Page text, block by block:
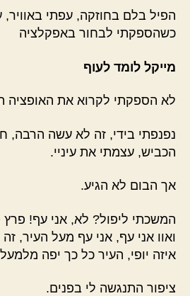
הפיל בלם בחוזקה, עפתי
כשהספקתי לבחור באפקלציה
מייקל לומד לעוף
לא הספקתי לקרוא את האופציה
נפנפתי בידי, זה לא עשה הרבה,
הכביש, עצמתי את עיניי.
אך הבום לא הגיע.
המשכתי ליפול? לא, אני עף! פרץ
ואוו אני עף, אני עף מעל העיר,
איזה יופי, העיר כל כך יפה
ציפור התנגשה לי בפנים.